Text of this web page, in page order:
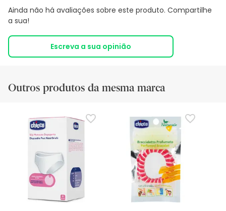
Ainda não há avaliações sobre este produto. Compartilhe
a sua!
Escreva a sua opinião
Outros produtos da mesma marca